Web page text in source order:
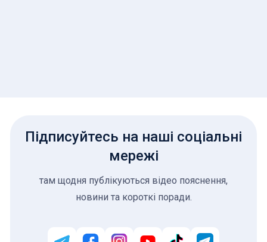
Підписуйтесь на наші соціальні
мережі
там щодня публікуються відео пояснення,
новини та короткі поради.